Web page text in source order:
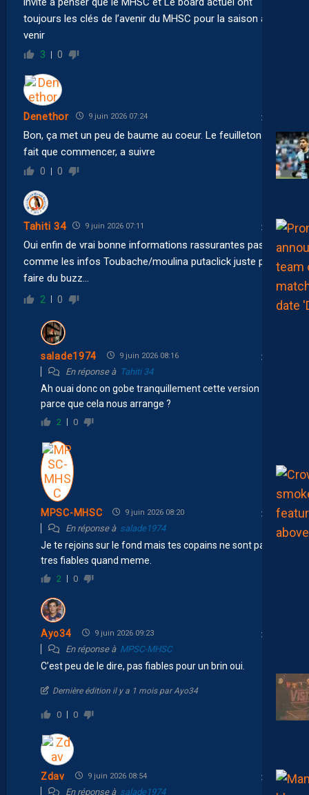
toujours les clés de l’avenir du MHSC pour la saison à
venir
3 0
Denethor 9 juin 2026 07:24
Bon, ça met un peu de baume au coeur. Le feuilleton ne
fait que commencer, a suivre
0 0
Tahiti 34 9 juin 2026 07:11
Oui enfin de vrai bonne informations rassurantes pas
comme les infos Toubache/moulina putaclick juste pour
faire du buzz…
2 0
salade1974 9 juin 2026 08:16
En réponse à Tahiti 34
Ah ouai donc on gobe tranquillement cette version
parce que cela nous arrange ?
2 0
MPSC-MHSC 9 juin 2026 08:20
En réponse à salade1974
Je te rejoins sur le fond mais tes copains ne sont pas
tres fiables quand meme.
2 0
Ayo34 9 juin 2026 09:23
En réponse à MPSC-MHSC
C’est peu de le dire, pas fiables pour un brin oui.
Dernière édition il y a 1 mois par Ayo34
0 0
Zdav 9 juin 2026 08:54
En réponse à salade1974